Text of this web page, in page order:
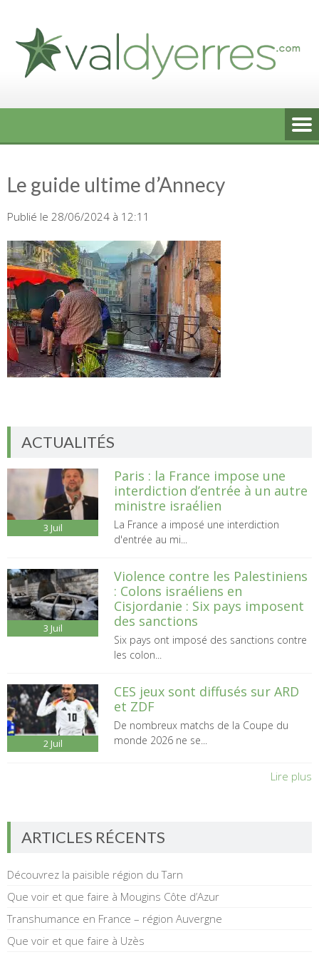
content
Le guide ultime d’Annecy
Publié le 28/06/2024 à 12:11
ACTUALITÉS
3 Juil
Paris : la France impose une
interdiction d’entrée à un autre
ministre israélien
La France a imposé une interdiction
d'entrée au mi...
3 Juil
Violence contre les Palestiniens
: Colons israéliens en
Cisjordanie : Six pays imposent
des sanctions
Six pays ont imposé des sanctions contre
les colon...
2 Juil
CES jeux sont diffusés sur ARD
et ZDF
De nombreux matchs de la Coupe du
monde 2026 ne se...
Lire plus
ARTICLES RÉCENTS
Découvrez la paisible région du Tarn
Que voir et que faire à Mougins Côte d’Azur
Transhumance en France – région Auvergne
Que voir et que faire à Uzès